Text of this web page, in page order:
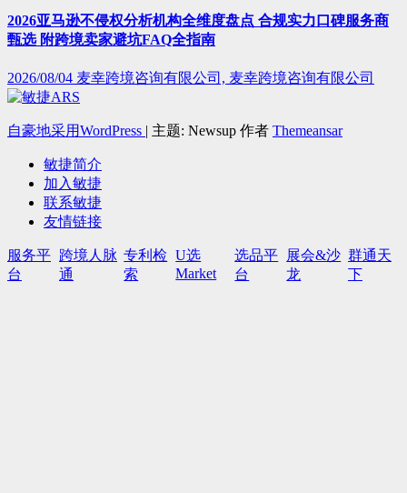
2026亚马逊不侵权分析机构全维度盘点 合规实力口碑服务商
甄选 附跨境卖家避坑FAQ全指南
2026/08/04 麦幸跨境咨询有限公司, 麦幸跨境咨询有限公司
自豪地采用WordPress | 主题: Newsup 作者 Themeansar
敏捷简介
加入敏捷
联系敏捷
友情链接
服务平
台
跨境人脉
通
专利检
索
U选
Market
选品平
台
展会&沙
龙
群通天
下